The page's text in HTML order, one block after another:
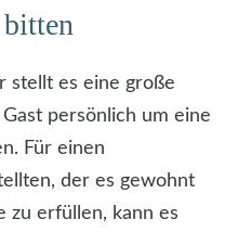
stellt es eine große
persönlich um eine
Für einen
der es gewohnt
zu erfüllen, kann es